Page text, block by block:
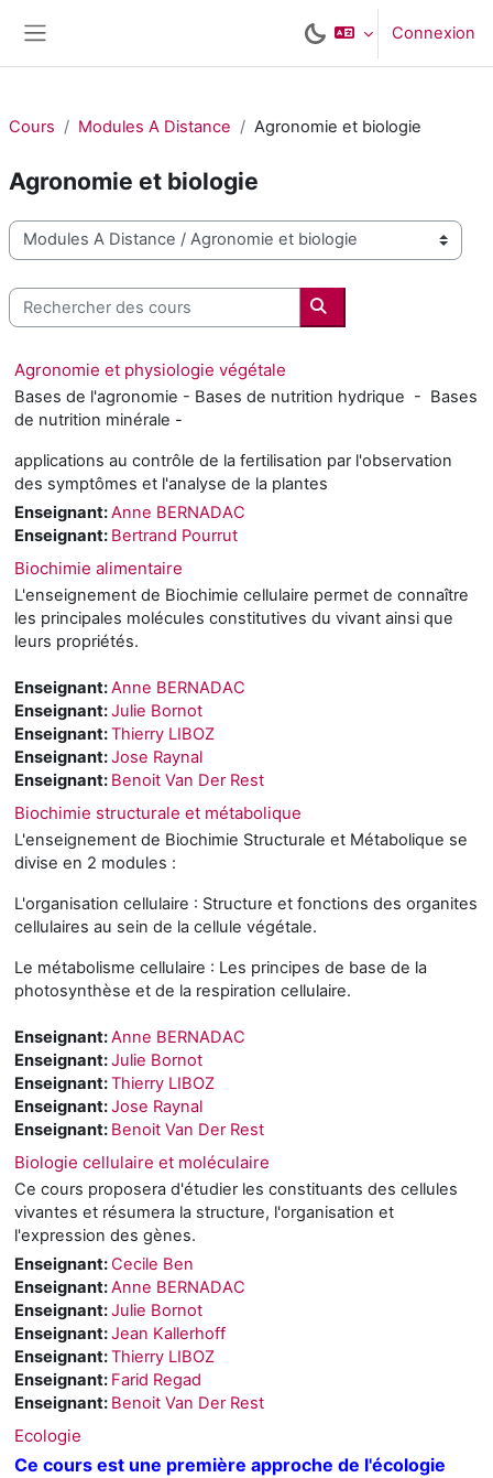
Connexion
Cours Modules A Distance Agronomie et biologie
Agronomie et biologie
Catégories de cours
Rechercher des cours
Rechercher des cours
Agronomie et physiologie végétale
Bases de l'agronomie - Bases de nutrition hydrique - Bases
de nutrition minérale -
applications au contrôle de la fertilisation par l'observation
des symptômes et l'analyse de la plantes
Enseignant:Anne BERNADAC
Enseignant: Bertrand Pourrut
Biochimie alimentaire
L'enseignement de Biochimie cellulaire permet de connaître
les principales molécules constitutives du vivant ainsi que
leurs propriétés.
Enseignant:Anne BERNADAC
Enseignant:Julie Bornot
Enseignant:Thierry LIBOZ
Enseignant:Jose Raynal
Enseignant: Benoit Van Der Rest
Biochimie structurale et métabolique
L'enseignement de Biochimie Structurale et Métabolique se
divise en 2 modules :
L'organisation cellulaire : Structure et fonctions des organites
cellulaires au sein de la cellule végétale.
Le métabolisme cellulaire : Les principes de base de la
photosynthèse et de la respiration cellulaire.
Enseignant:Anne BERNADAC
Enseignant:Julie Bornot
Enseignant:Thierry LIBOZ
Enseignant:Jose Raynal
Enseignant: Benoit Van Der Rest
Biologie cellulaire et moléculaire
Ce cours proposera d'étudier les constituants des cellules
vivantes et résumera la structure, l'organisation et
l'expression des gènes.
Enseignant:Cecile Ben
Enseignant:Anne BERNADAC
Enseignant:Julie Bornot
Enseignant:Jean Kallerhoff
Enseignant:Thierry LIBOZ
Enseignant: Farid Regad
Enseignant: Benoit Van Der Rest
Ecologie
Ce cours est une première approche de l'écologie